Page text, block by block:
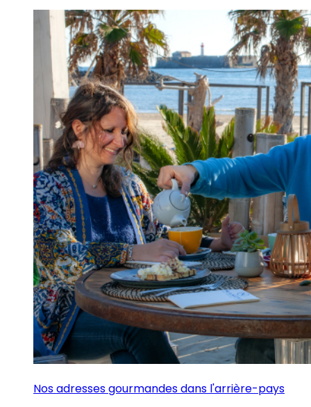
Nos adresses gourmandes dans l'arrière-pays